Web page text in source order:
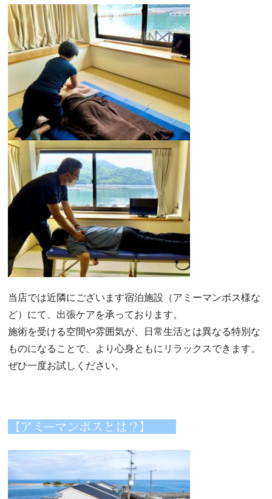
当店では近隣にございます宿泊施設（アミーマンボス様な
ど）にて、出張ケアを承っております。
施術を受ける空間や雰囲気が、日常生活とは異なる特別な
ものになることで、より心身ともにリラックスできます。
ぜひ一度お試しください。
【アミーマンボスとは？】